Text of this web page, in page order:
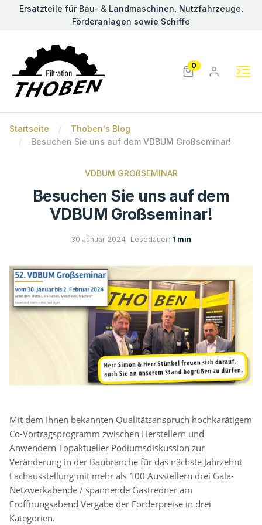
Ersatzteile für Bau- & Landmaschinen, Nutzfahrzeuge,
Förderanlagen sowie Schiffe
0
Startseite
Thoben's Blog
Besuchen Sie uns auf dem VDBUM Großseminar!
VDBUM GROßSEMINAR
Besuchen Sie uns auf dem
VDBUM Großseminar!
30 Januar 2024 Lesedauer: 1 min
Mit dem Ihnen bekannten Qualitätsanspruch hochkarätigem
Co-Vortragsprogramm zwischen Herstellern und
Anwendern Topaktueller Podiumsdiskussion zur
Veränderung in der Baubranche für das nächste Jahrzehnt
Fachausstellung mit mehr als 100 Ausstellern drei Gala-
Netzwerkabende / spannende Gastredner am
Eröffnungsabend Vergabe der Förderpreise in drei
Kategorien.